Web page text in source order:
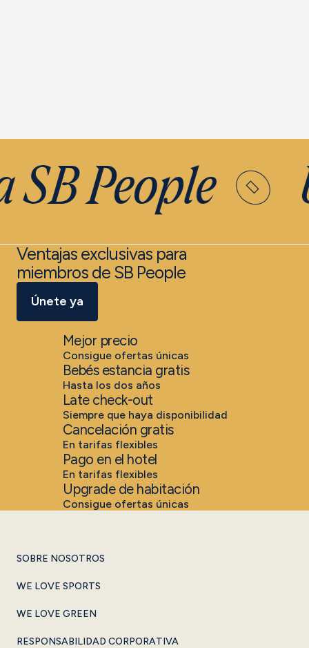
SB People
Ventajas exclusivas para
miembros de SB People
Únete ya
Mejor precio
Consigue ofertas únicas
Bebés estancia gratis
Hasta los dos años
Late check-out
Siempre que haya disponibilidad
Cancelación gratis
En tarifas flexibles
Pago en el hotel
En tarifas flexibles
Upgrade de habitación
Consigue ofertas únicas
SOBRE NOSOTROS
WE LOVE SPORTS
WE LOVE GREEN
RESPONSABILIDAD CORPORATIVA